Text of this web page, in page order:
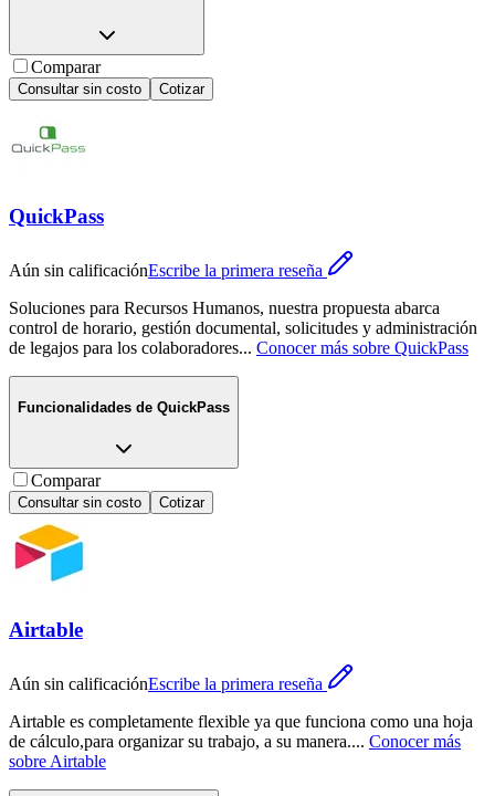
Comparar
Consultar sin costo Cotizar
QuickPass
Aún sin calificaciónEscribe la primera reseña
Soluciones para Recursos Humanos, nuestra propuesta abarca
control de horario, gestión documental, solicitudes y administración
de legajos para los colaboradores... Conocer más sobre QuickPass
Funcionalidades de QuickPass
Comparar
Consultar sin costo Cotizar
Airtable
Aún sin calificaciónEscribe la primera reseña
Airtable es completamente flexible ya que funciona como una hoja
de cálculo,para organizar su trabajo, a su manera.... Conocer más
sobre Airtable